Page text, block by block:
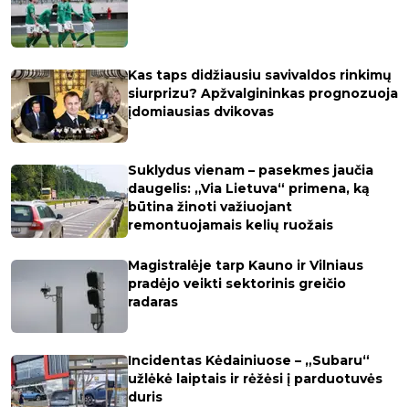
Kas taps didžiausiu savivaldos rinkimų
siurprizu? Apžvalgininkas prognozuoja
įdomiausias dvikovas
Suklydus vienam – pasekmes jaučia
daugelis: „Via Lietuva“ primena, ką
būtina žinoti važiuojant
remontuojamais kelių ruožais
Magistralėje tarp Kauno ir Vilniaus
pradėjo veikti sektorinis greičio
radaras
Incidentas Kėdainiuose – „Subaru“
užlėkė laiptais ir rėžėsi į parduotuvės
duris